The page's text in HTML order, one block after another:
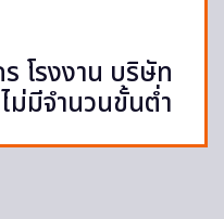
โรงงาน บริษัท
มีจำนวนขั้นต่ำ